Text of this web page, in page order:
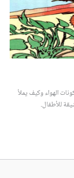
الهواء وكيف يملأ
للأطفال.